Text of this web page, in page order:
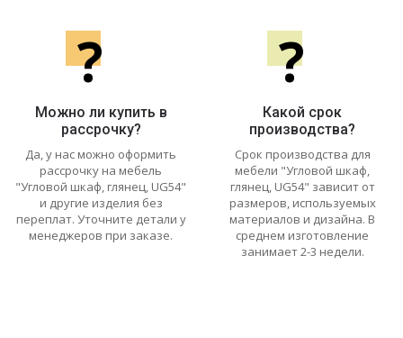
?
Можно ли купить в
рассрочку?
Да, у нас можно оформить
рассрочку на мебель
"Угловой шкаф, глянец, UG54"
и другие изделия без
переплат. Уточните детали у
менеджеров при заказе.
?
Какой срок
производства?
Срок производства для
мебели "Угловой шкаф,
глянец, UG54" зависит от
размеров, используемых
материалов и дизайна. В
среднем изготовление
занимает 2-3 недели.